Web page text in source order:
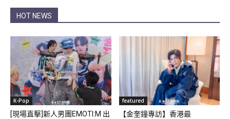
HOT NEWS
K-Pop
[現場直擊]新人男團EMOTI:M 出
featured
【金奎鐘專訪】香港最